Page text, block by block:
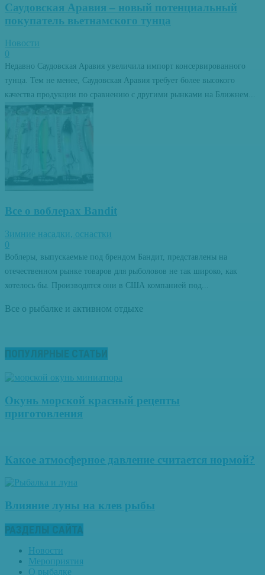
Саудовская Аравия – новый потенциальный
покупатель вьетнамского тунца
Новости
0
Недавно Саудовская Аравия увеличила импорт консервированного
тунца. Тем не менее, Саудовская Аравия требует более высокого
качества продукции по сравнению с другими рынками на Ближнем...
Все о воблерах Bandit
Зимние насадки, оснастки
0
Воблеры, выпускаемые под брендом Бандит, представлены на
отечественном рынке товаров для рыболовов не так широко, как
хотелось бы. Производятся они в США компанией под...
Все о рыбалке и активном отдыхе
ПОПУЛЯРНЫЕ СТАТЬИ
Окунь морской красный рецепты
приготовления
Какое атмосферное давление считается нормой?
Влияние луны на клев рыбы
РАЗДЕЛЫ САЙТА
Новости
Мероприятия
О рыбалке